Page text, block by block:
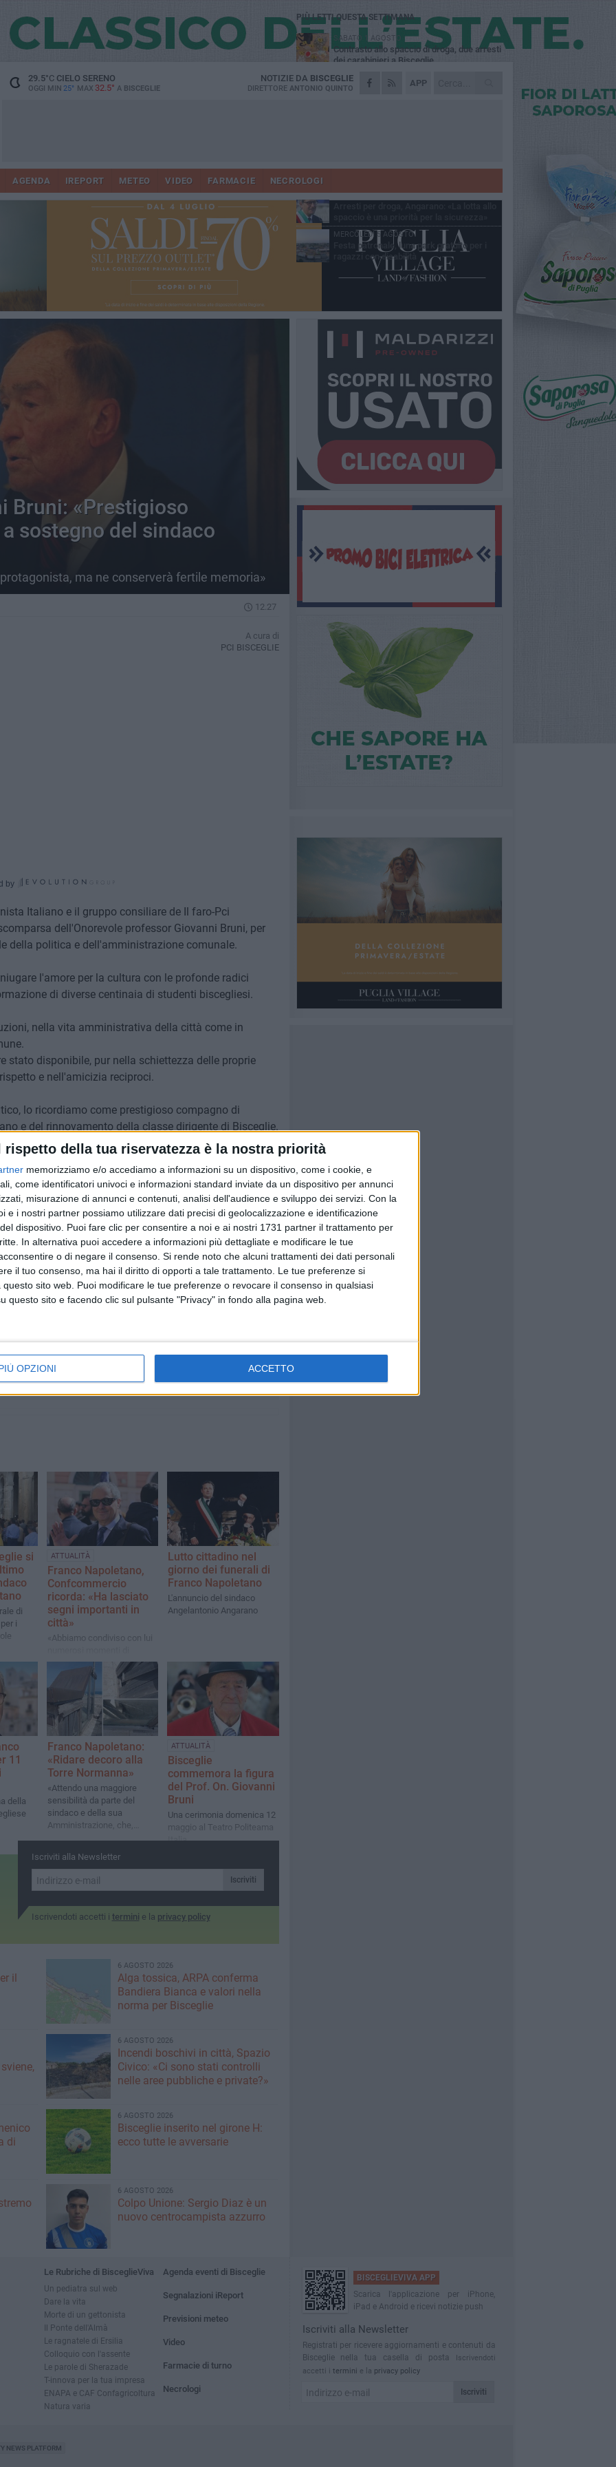
rispetto della tua riservatezza è la nostra priorità
memorizziamo e/o accediamo a informazioni su un dispositivo, come i cookie, e
come identificatori univoci e informazioni standard inviate da un dispositivo per annunci
misurazione di annunci e contenuti, analisi dell'audience e sviluppo dei servizi. Con la
e i nostri partner possiamo utilizzare dati precisi di geolocalizzazione e identificazione
dispositivo. Puoi fare clic per consentire a noi e ai nostri 1731 partner il trattamento per
In alternativa puoi accedere a informazioni più dettagliate e modificare le tue
o di negare il consenso. Si rende noto che alcuni trattamenti dei dati personali
il tuo consenso, ma hai il diritto di opporti a tale trattamento. Le tue preferenze si
sito web. Puoi modificare le tue preferenze o revocare il consenso in qualsiasi
questo sito e facendo clic sul pulsante "Privacy" in fondo alla pagina web.
OPZIONI ACCETTO
29.5°CCIELO SERENO
OGGI MIN 25° MAX 32.5° A BISCEGLIE
APP
NOTIZIE DA BISCEGLIE
DIRETTORE ANTONIO QUINTO
AGENDA IREPORT METEO VIDEO FARMACIE NECROLOGI
Bruni: «Prestigioso
sostegno del sindaco
ma ne conserverà fertile memoria»
12.27
A cura di
PCI BISCEGLIE
by
Italiano e il gruppo consiliare de Il faro-Pci
dell'Onorevole professor Giovanni Bruni, per
della politica e dell'amministrazione comunale.
l'amore per la cultura con le profonde radici
di diverse centinaia di studenti biscegliesi.
nella vita amministrativa della città come in
stato disponibile, pur nella schiettezza delle proprie
e nell'amicizia reciproci.
lo ricordiamo come prestigioso compagno di
e del rinnovamento della classe dirigente di Bisceglie.
fervido mazziniano, ha fatto dell'antifascismo una
battuto, anche dentro il Partito repubblicano
con la destra dello schieramento politico.
all'ultimo, i suoi preziosi consigli e il suo incitamento.
attorno alla famiglia, perde un suo
fertile memoria.
a
si
di
i
ATTUALITÀ
Franco Napoletano,
Confcommercio
ricorda: «Ha lasciato
segni importanti in
città»
«Abbiamo condiviso con lui
confronto e collaborazione a
favore delle imprese, del
commercio e dello sviluppo
del territorio»
Lutto cittadino nel
giorno dei funerali di
Franco Napoletano
L'annuncio del sindaco
Angelantonio Angarano
11
della
Franco Napoletano:
«Ridare decoro alla
Torre Normanna»
«Attendo una maggiore
sensibilità da parte del
sindaco e della sua
Amministrazione, che,
ATTUALITÀ
Bisceglie
commemora la figura
del Prof. On. Giovanni
Bruni
Una cerimonia domenica 12
maggio al Teatro Politeama
Italia
Iscriviti alla Newsletter
Iscriviti
Iscrivendoti accetti i termini e la privacy policy
il
6 AGOSTO 2026
Alga tossica, ARPA conferma
Bandiera Bianca e valori nella
norma per Bisceglie
6 AGOSTO 2026
Incendi boschivi in città, Spazio
Civico: «Ci sono stati controlli
nelle aree pubbliche e private?»
di
6 AGOSTO 2026
Bisceglie inserito nel girone H:
ecco tutte le avversarie
6 AGOSTO 2026
Colpo Unione: Sergio Diaz è un
nuovo centrocampista azzurro
PIÙ LETTI QUESTA SETTIMANA
SABATO 1 AGOSTO
Contrasto allo spaccio di droga, due arresti
dei carabinieri a Bisceglie
MARTEDÌ 4 AGOSTO
Emergenza caldo, il Comune di Bisceglie
Due auto incendiate nella notte in via Dieta
SABATO 1 AGOSTO
MERCOLEDÌ 5 AGOSTO
Festa patronale, luna park gratuito per i
ragazzi con disabilità
Le Rubriche di BisceglieViva
Un pediatra sul web
Dare la vita
Morte di un gettonista
Il Ponte dell'Almà
Le ragnatele di Ersilia
Colloquio con l'assente
Le parole di Sherazade
T-innova per la tua impresa
ENAPA e CAF Confagricoltura
Natura varia
Agenda eventi di Bisceglie
Segnalazioni iReport
Previsioni meteo
Video
Farmacie di turno
Necrologi
BISCEGLIEVIVA APP
Scarica l'applicazione per iPhone,
iPad e Android e ricevi notizie push
Iscriviti alla Newsletter
Registrati per ricevere aggiornamenti e contenuti da
Bisceglie nella tua casella di posta
Iscrivendoti
accetti i termini e la privacy policy
Iscriviti
NEWS PLATFORM